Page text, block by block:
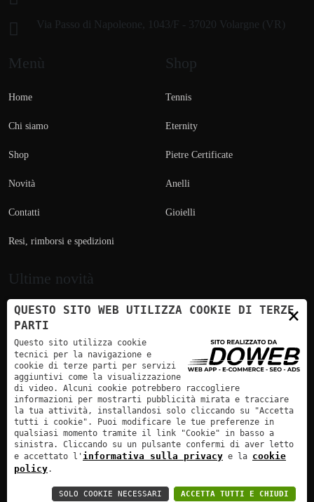
Via Passo di Napoleone, 1043/F - 37020 Volargne (VR)
Menù
Home
Chi siamo
Shop
Novità
Contatti
Resi, rimborsi e spedizioni
Shop
Tennis
Eternity
Pietre Certificate
Anelli
Gioielli
Ultime novità
Pagamento sicuro | Bonifico Bancario
Incastonatore Enrico Fasoli - P.Iva: 0276533 023 4 | Doweb :
×
QUESTO SITO WEB UTILIZZA COOKIE DI TERZE
PARTI
Questo sito utilizza cookie
tecnici per la navigazione e
cookie di terze parti per servizi
aggiuntivi come la visualizzazione
di video. Alcuni cookie potrebbero raccogliere
informazioni per mostrarti pubblicità mirata e tracciare
la tua attività, installandosi solo cliccando su "Accetta
tutti i cookie". Puoi modificare le tue preferenze in
qualsiasi momento tramite il link "Cookie" in basso a
sinistra. Cliccando su un pulsante confermi di aver letto
e accettato l' informativa sulla privacy e la cookie
policy.
ACCETTA TUTTI E CHIUDI
SOLO COOKIE NECESSARI